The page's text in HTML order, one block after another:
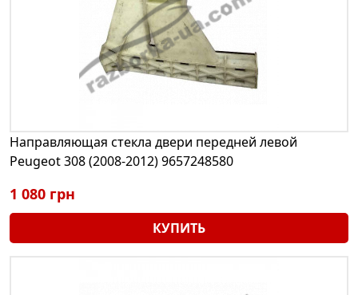
Направляющая стекла двери передней левой
Peugeot 308 (2008-2012) 9657248580
1 080 грн
КУПИТЬ